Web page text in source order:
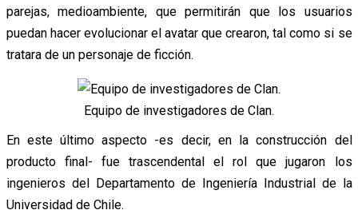
parejas, medioambiente, que permitirán que los usuarios
puedan hacer evolucionar el avatar que crearon, tal como si se
tratara de un personaje de ficción.
Equipo de investigadores de Clan.
En este último aspecto -es decir, en la construcción del
producto final- fue trascendental el rol que jugaron los
ingenieros del Departamento de Ingeniería Industrial de la
Universidad de Chile.